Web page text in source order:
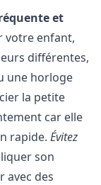
et
votre enfant,
différentes,
une horloge
la petite
car elle
rapide. Évitez
son
avec des